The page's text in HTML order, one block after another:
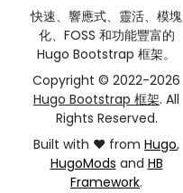
快速、響應式、靈活、模塊
化、FOSS 和功能豐富的
Hugo Bootstrap 框架。
Copyright © 2022-2026
Hugo Bootstrap 框架. All
Rights Reserved.
Built with ❤️ from Hugo,
HugoMods and HB
Framework.